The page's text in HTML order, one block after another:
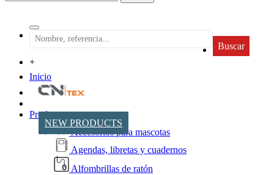
Buscar
+
Inicio
NEW PRODUCTS
Productos
Accesorios para mascotas
Agendas, libretas y cuadernos
Alfombrillas de ratón